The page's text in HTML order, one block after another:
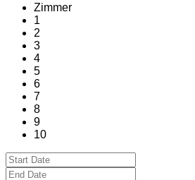
Zimmer
1
2
3
4
5
6
7
8
9
10